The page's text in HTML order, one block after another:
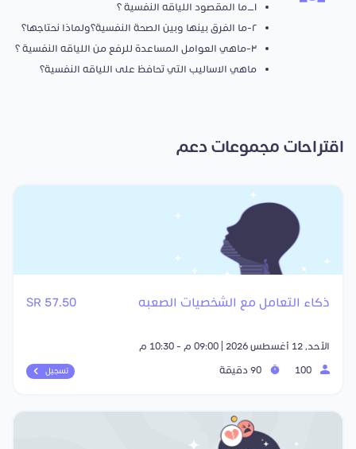
١_ما المقصود اللياقه النفسية ؟
٢-ما الفرق بينها وبين الصحة النفسية؟ولماذا نحتاجها؟
٣-ماهي العوامل المساعدة للرفع من اللياقه النفسية ؟
ماهي الاساليب التي تحافظ على اللياقه النفسية؟
اقتراحات مجموعات دعم
ذكاء التعامل مع الشخصيات الصعبه 57.50 SR
الأحد, 12 أغسطس 2026 | 09:00 م - 10:30 م
تسجيل